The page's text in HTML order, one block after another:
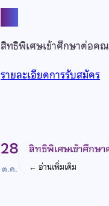
สิทธิพิเศษเข้าศึกษาต่อค
รายละเอียดการรับสมัคร
28
ต.ค.
สิทธิพิเศษเข้าศึกษ
← อ่านเพิ่มเติม